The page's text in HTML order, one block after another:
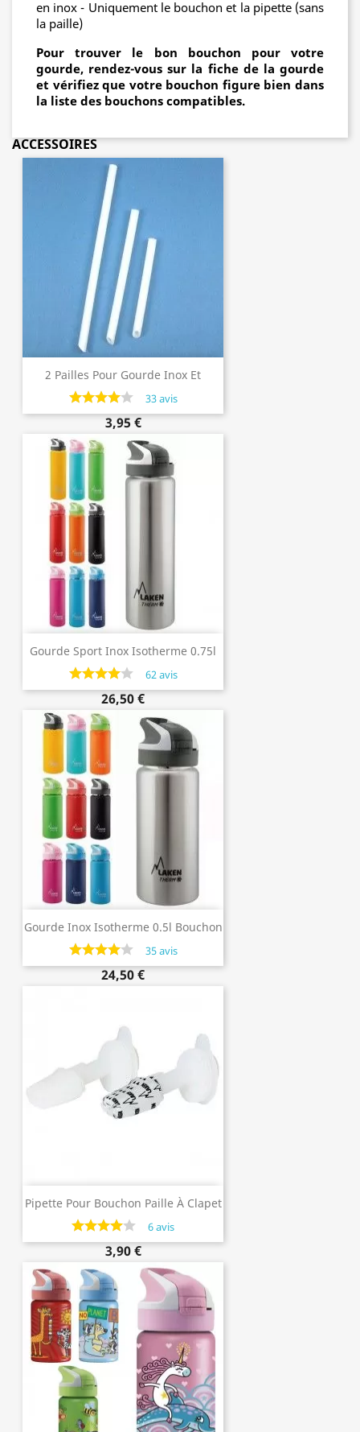
en inox - Uniquement le bouchon et la pipette (sans
la paille)
Pour trouver le bon bouchon pour votre
gourde, rendez-vous sur la fiche de la gourde
et vérifiez que votre bouchon figure bien dans
la liste des bouchons compatibles.
ACCESSOIRES
2 Pailles Pour Gourde Inox Et
Bouchon À Clapet De Marque Laken
33 avis
3,95 €
Gourde Sport Inox Isotherme 0.75l
Avec Paille De Laken
62 avis
26,50 €
Gourde Inox Isotherme 0.5l Bouchon
Poussoir De Laken
35 avis
24,50 €
Pipette Pour Bouchon Paille À Clapet
SUMMIT De Laken
6 avis
3,90 €